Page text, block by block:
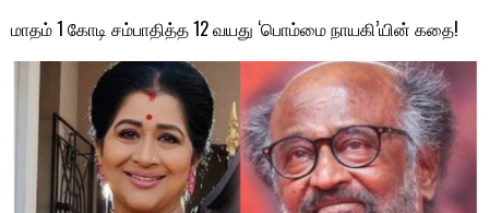
மாதம் 1 கோடி சம்பாதித்த 12 வயது ‘பொம்மை நாயகி’யின் கதை!